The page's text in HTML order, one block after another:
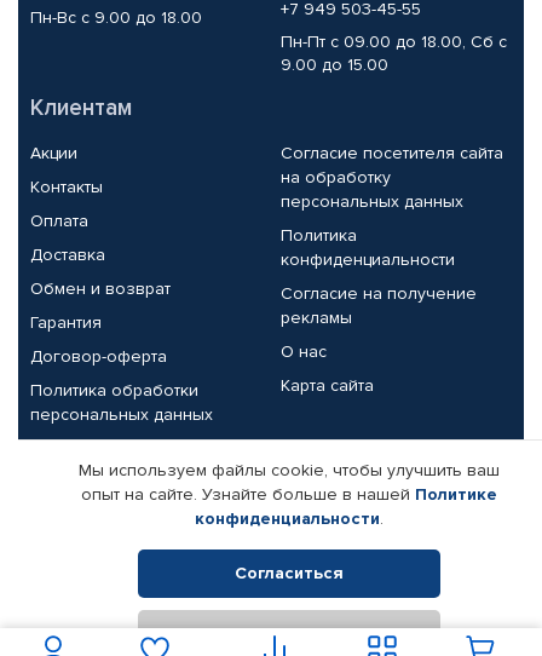
Пн-Вс с 9.00 до 18.00
+7 949 503-45-55
Пн-Пт с 09.00 до 18.00, Сб с
9.00 до 15.00
Клиентам
Акции
Контакты
Оплата
Доставка
Обмен и возврат
Гарантия
Договор-оферта
Политика обработки
персональных данных
Согласие посетителя сайта
на обработку
персональных данных
Политика
конфиденциальности
Согласие на получение
рекламы
О нас
Карта сайта
Партнерам
Корпоративным клиентам
Поставщикам
Реквизиты компании
© КАМАЗ ЦЕНТР ДОНЕЦК, 2015-2026. Все права защищены.
Мы используем файлы cookie, чтобы улучшить ваш
опыт на сайте. Узнайте больше в нашей Политике
конфиденциальности.
Согласиться
Отклонить